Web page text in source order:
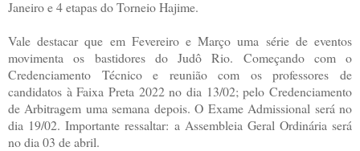
Janeiro e 4 etapas do Torneio Hajime.
Vale destacar que em Fevereiro e Março uma série de eventos
movimenta os bastidores do Judô Rio. Começando com o
Credenciamento Técnico e reunião com os professores de
candidatos à Faixa Preta 2022 no dia 13/02; pelo Credenciamento
de Arbitragem uma semana depois. O Exame Admissional será no
dia 19/02. Importante ressaltar: a Assembleia Geral Ordinária será
no dia 03 de abril.